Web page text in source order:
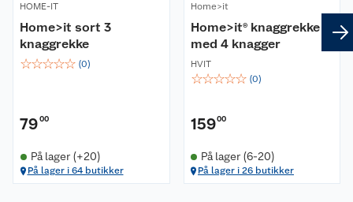
HOME-IT
Home>it sort 3
knaggrekke
☆☆☆☆☆ (0)
7900
På lager (+20)
På lager i 64 butikker
Home>it
Home>it® knaggrekke
med 4 knagger
HVIT
☆☆☆☆☆ (0)
15900
På lager (6-20)
På lager i 26 butikker
Retur- og angrerett
Reklamasjon
Leveringstid
Leie tilhenger
Kjøpsvilkår
Personvern
Bærekraft
Lavprisløfte
Retur av el-avfall
Hageinspirasjon
Oppussing med utemaling
Et varmere hjem
Gulv